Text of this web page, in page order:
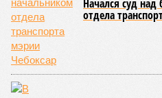
территории и несоблюдение
на ней; нарушения в процессе
при обеспечении питьевого
несвоевременное или
осмотров сотрудников лагерей.
Особый контроль был